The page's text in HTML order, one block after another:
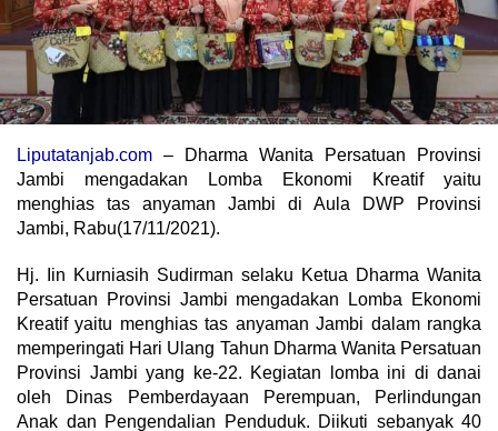
Liputatanjab.com – Dharma Wanita Persatuan Provinsi
Jambi mengadakan Lomba Ekonomi Kreatif yaitu
menghias tas anyaman Jambi di Aula DWP Provinsi
Jambi, Rabu(17/11/2021).
Hj. Iin Kurniasih Sudirman selaku Ketua Dharma Wanita
Persatuan Provinsi Jambi mengadakan Lomba Ekonomi
Kreatif yaitu menghias tas anyaman Jambi dalam rangka
memperingati Hari Ulang Tahun Dharma Wanita Persatuan
Provinsi Jambi yang ke-22. Kegiatan lomba ini di danai
oleh Dinas Pemberdayaan Perempuan, Perlindungan
Anak dan Pengendalian Penduduk. Diikuti sebanyak 40